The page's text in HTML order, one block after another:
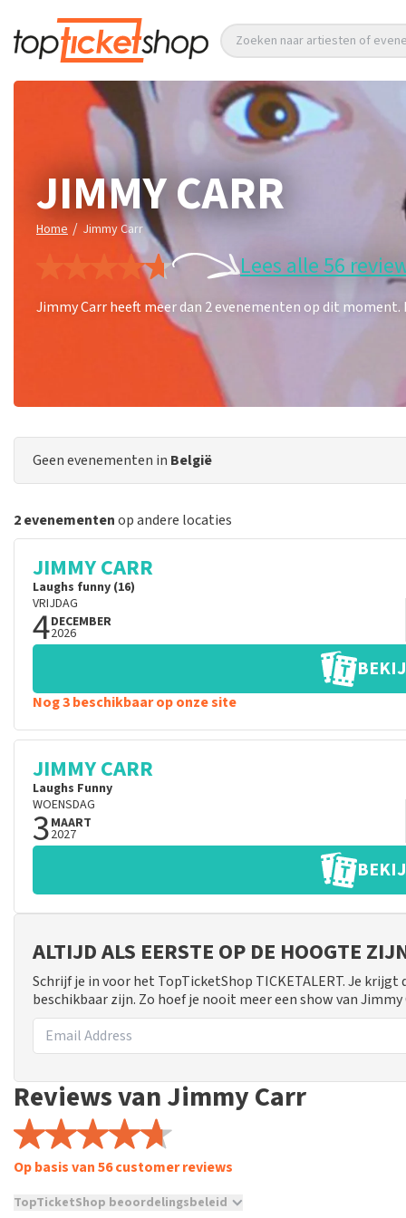
Zoeken naar artiesten of
JIMMY CARR
Home / Jimmy Carr
Lees alle 56
Jimmy Carr heeft meer dan 2 evenementen op dit
Geen evenementen in België
2 evenementenop andere locaties
JIMMY CARR
Laughs funny (16)
VRIJDAG
4DECEMBER
2026
Nog 3 beschikbaar op onze site
JIMMY CARR
Laughs Funny
WOENSDAG
3MAART
2027
ALTIJD ALS EERSTE OP DE HOOGTE
Schrijf je in voor het TopTicketShop TICKETALERT. Je
beschikbaar zijn. Zo hoef je nooit meer een show van
Reviews van Jimmy Carr
Op basis van 56 customer reviews
TopTicketShop beoordelingsbeleid